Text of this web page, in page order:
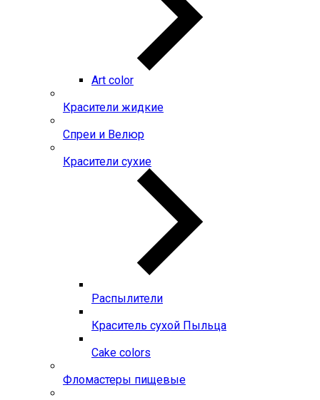
Art color
Красители жидкие
Спреи и Велюр
Красители сухие
Распылители
Краситель сухой Пыльца
Сake colors
Фломастеры пищевые